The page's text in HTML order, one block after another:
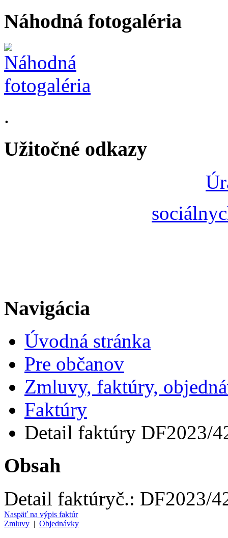
Náhodná fotogaléria
.
Užitočné odkazy
Navigácia
Úvodná stránka
Pre občanov
Zmluvy, faktúry,
Faktúry
Detail faktúry DF2023/
Obsah
Detail faktúryč.: DF2023/
Naspäť na výpis faktúr
Zmluvy | Objednávky